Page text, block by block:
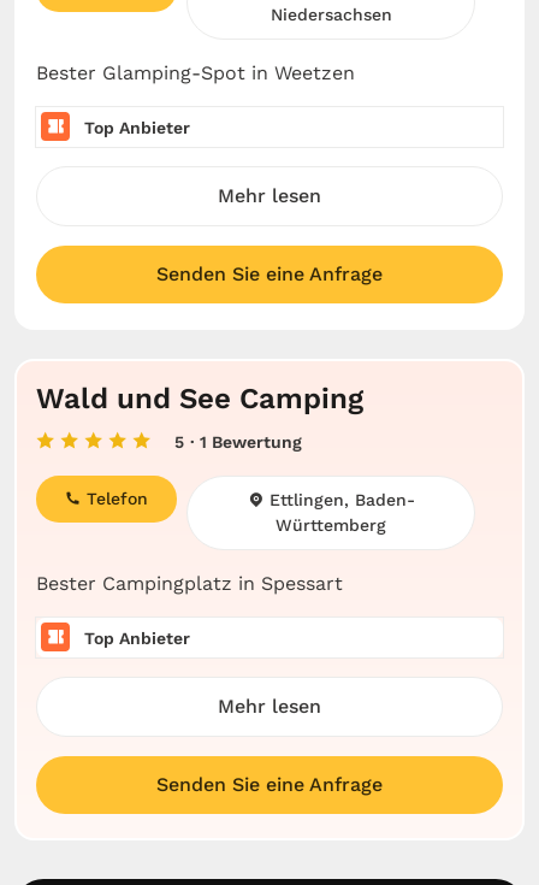
Bester Glamping-Spot in Weetzen
Niedersachsen
Top Anbieter
Mehr lesen
Senden Sie eine Anfrage
Wald und See Camping
5 · 1 Bewertung
Bester Campingplatz in Spessart
Telefon
Ettlingen, Baden-
Württemberg
Top Anbieter
Mehr lesen
Senden Sie eine Anfrage